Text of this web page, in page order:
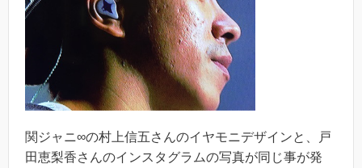
関ジャニ∞の村上信五さんのイヤモニデザインと、戸
田恵梨香さんのインスタグラムの写真が同じ事が発